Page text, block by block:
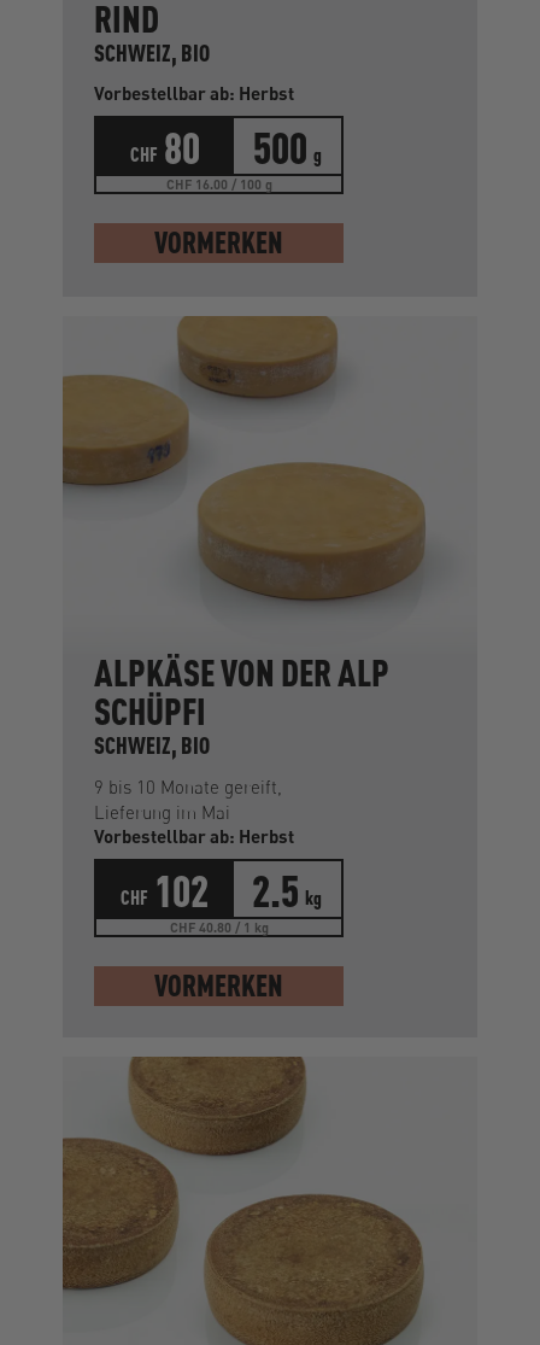
RIND
SCHWEIZ, BIO
Vorbestellbar ab: Herbst
CHF 80 500 g
CHF 16.00 / 100 g
VORMERKEN
ALPKÄSE VON DER ALP
SCHÜPFI
SCHWEIZ, BIO
9 bis 10 Monate gereift,
Lieferung im Mai
Vorbestellbar ab: Herbst
CHF 102 2.5 kg
CHF 40.80 / 1 kg
VORMERKEN